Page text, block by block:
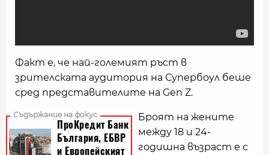
Факт е, че най-големият ръст в
зрителската аудитория на Супербоул беше
сред представителите на Gen Z.
Броят на жените
между 18 и 24-
годишна възраст е с